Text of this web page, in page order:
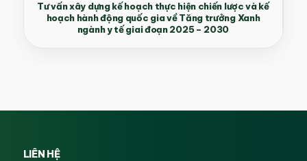
Tư vấn xây dựng kế hoạch thực hiện chiến lược và kế
hoạch hành động quốc gia về Tăng trưởng Xanh
ngành y tế giai đoạn 2025 – 2030
LIÊN HỆ